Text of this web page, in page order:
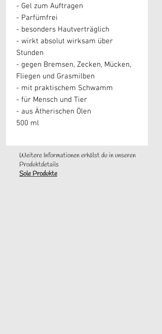
- Gel zum Auftragen
- Parfümfrei
- besonders Hautverträglich
- wirkt absolut wirksam über
Stunden
- gegen Bremsen, Zecken, Mücken,
Fliegen und Grasmilben
- mit praktischem Schwamm
- für Mensch und Tier
- aus Ätherischen Ölen
500 ml
Weitere Informationen erhälst du in unseren
Produktdetails
Sole Produkte